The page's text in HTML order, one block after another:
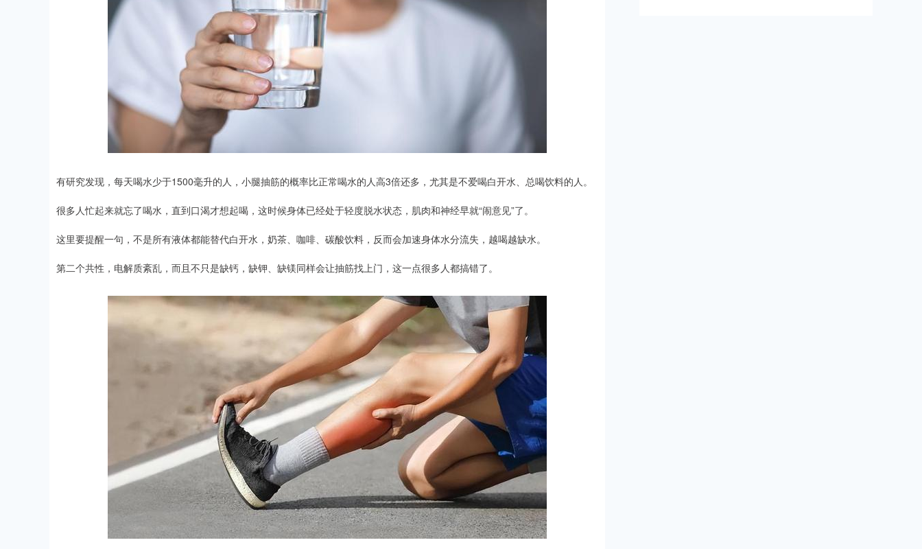
有研究发现，每天喝水少于1500毫升的人，小腿抽筋的概率比正常喝水的人高3倍还多，尤其是不爱喝白开水、总喝饮料的人。
很多人忙起来就忘了喝水，直到口渴才想起喝，这时候身体已经处于轻度脱水状态，肌肉和神经早就“闹意见”了。
这里要提醒一句，不是所有液体都能替代白开水，奶茶、咖啡、碳酸饮料，反而会加速身体水分流失，越喝越缺水。
第二个共性，电解质紊乱，而且不只是缺钙，缺钾、缺镁同样会让抽筋找上门，这一点很多人都搞错了。